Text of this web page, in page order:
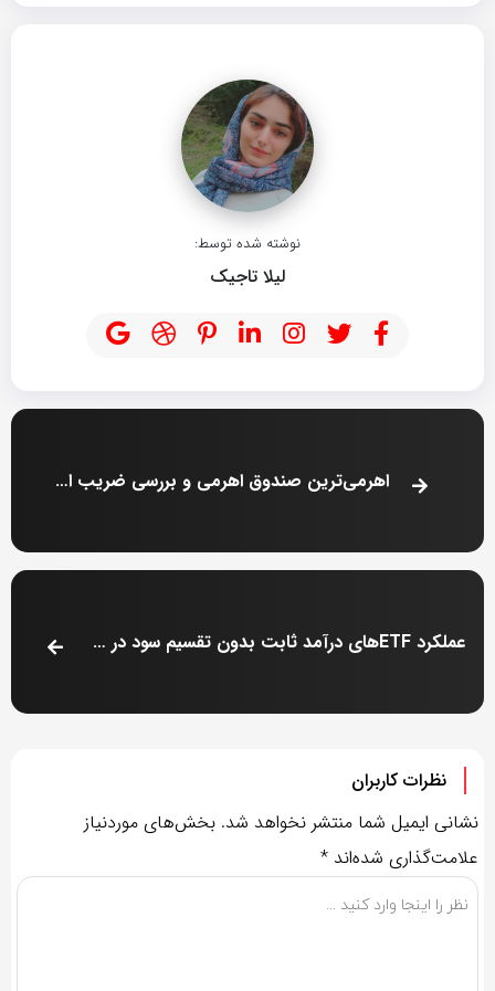
نوشته شده توسط:
لیلا تاجیک
اهرمی‌ترین صندوق اهرمی و بررسی ضریب اهرم صندوق‌ها
عملکرد ETFهای درآمد ثابت بدون تقسیم سود در بازه‌های سه‌ماهه و شش‌ماهه
نظرات کاربران
نشانی ایمیل شما منتشر نخواهد شد. بخش‌های موردنیاز
علامت‌گذاری شده‌اند *